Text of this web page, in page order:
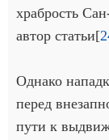
храбрость
автор статьи[
Однако
перед
пути к